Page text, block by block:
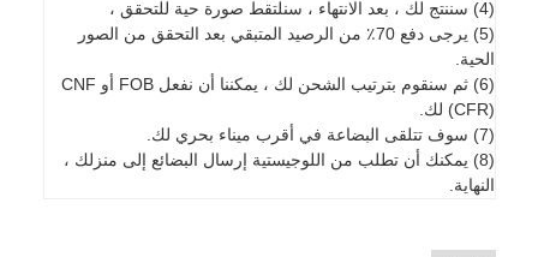
(4) سننتج لك ، بعد الانتهاء ، سنلتقط صورة حية للتحقق ،
(5) يرجى دفع 70٪ من الرصيد المتبقي بعد التحقق من الصور
الحية.
(6) ثم سنقوم بترتيب الشحن لك ، يمكننا أن نفعل FOB أو CNF
(CFR) لك.
(7) سوف تتلقى البضاعة في أقرب ميناء بحري لك.
(8) يمكنك أن تطلب من اللوجيستية إرسال البضائع إلى منزلك ،
النهاية.